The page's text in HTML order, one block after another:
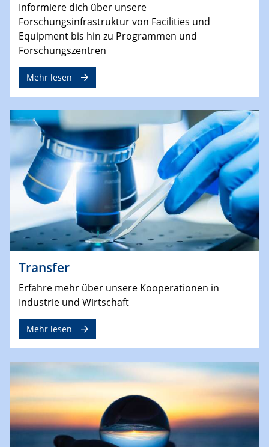
Informiere dich über unsere
Forschungsinfrastruktur von Facilities und
Equipment bis hin zu Programmen und
Forschungszentren
Mehr lesen
Transfer
Erfahre mehr über unsere Kooperationen in
Industrie und Wirtschaft
Mehr lesen